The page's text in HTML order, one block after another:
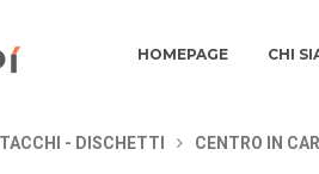
HOMEPAGE CHI
- DISCHETTI CENTRO IN